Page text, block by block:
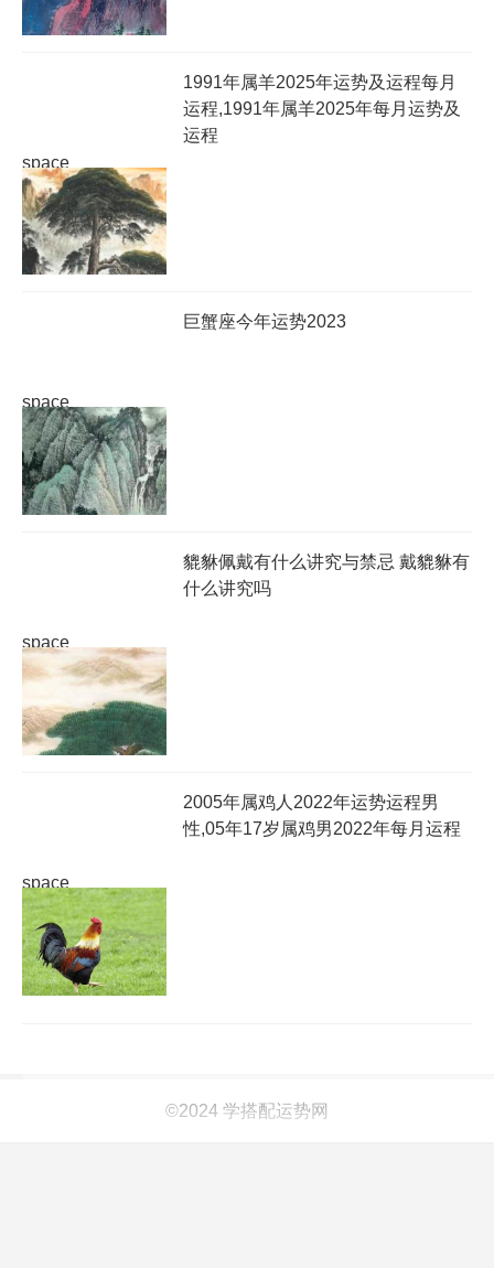
space
1991年属羊2025年运势及运程每月
运程,1991年属羊2025年每月运势及
运程
space
巨蟹座今年运势2023
space
貔貅佩戴有什么讲究与禁忌 戴貔貅有
什么讲究吗
space
2005年属鸡人2022年运势运程男
性,05年17岁属鸡男2022年每月运程
©2024 学搭配运势网